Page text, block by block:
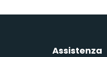
Assistenza